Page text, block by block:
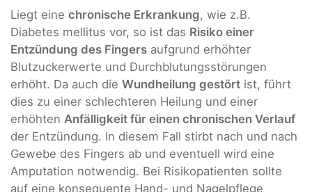
Liegt eine chronische Erkrankung, wie z.B.
Diabetes mellitus vor, so ist das Risiko einer
Entzündung des Fingers aufgrund erhöhter
Blutzuckerwerte und Durchblutungsstörungen
erhöht. Da auch die Wundheilung gestört ist, führt
dies zu einer schlechteren Heilung und einer
erhöhten Anfälligkeit für einen chronischen Verlauf
der Entzündung. In diesem Fall stirbt nach und nach
Gewebe des Fingers ab und eventuell wird eine
Amputation notwendig. Bei Risikopatienten sollte
auf eine konsequente Hand- und Nagelpflege